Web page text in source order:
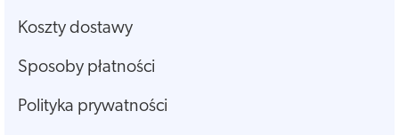
Koszty dostawy
Sposoby płatności
Polityka prywatności